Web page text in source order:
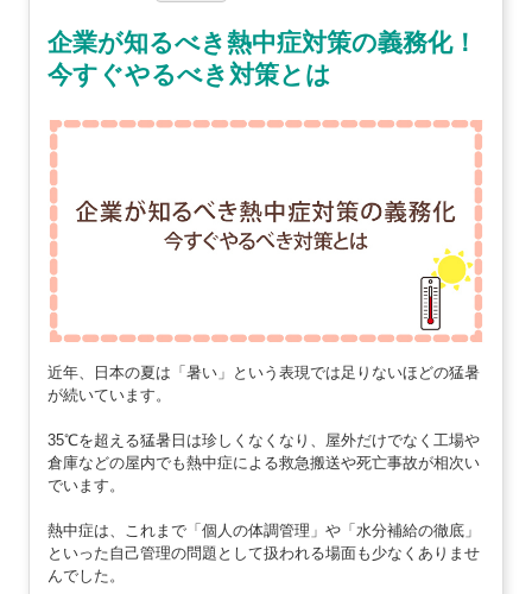
企業が知るべき熱中症対策の義務化！
今すぐやるべき対策とは
近年、日本の夏は「暑い」という表現では足りないほどの猛暑
が続いています。
35℃を超える猛暑日は珍しくなくなり、屋外だけでなく工場や
倉庫などの屋内でも熱中症による救急搬送や死亡事故が相次い
でいます。
熱中症は、これまで「個人の体調管理」や「水分補給の徹底」
といった自己管理の問題として扱われる場面も少なくありませ
んでした。